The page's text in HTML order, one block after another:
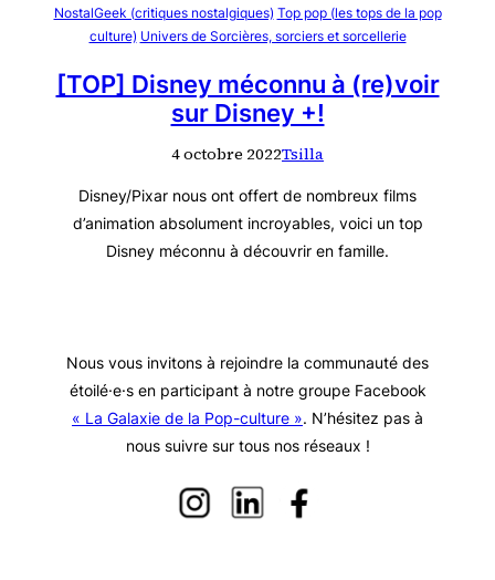
NostalGeek (critiques nostalgiques) Top pop (les tops de la pop
culture) Univers de Sorcières, sorciers et sorcellerie
[TOP] Disney méconnu à (re)voir
sur Disney +!
4 octobre 2022Tsilla
Disney/Pixar nous ont offert de nombreux films
d’animation absolument incroyables, voici un top
Disney méconnu à découvrir en famille.
Nous vous invitons à rejoindre la communauté des
étoilé·e·s en participant à notre groupe Facebook
« La Galaxie de la Pop-culture ». N’hésitez pas à
nous suivre sur tous nos réseaux !